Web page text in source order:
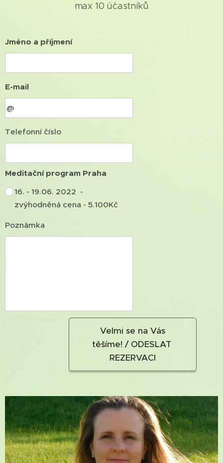
max 10 účastníků
Jméno a příjmení
E-mail
Telefonní číslo
Meditační program Praha
16. - 19.06. 2022 -
zvýhodněná cena - 5.100Kč
Poznámka
Velmi se na Vás
těšíme! / ODESLAT
REZERVACI